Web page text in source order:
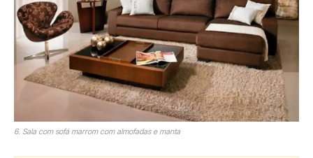
6. Sala com sofá marrom com almofadas e manta